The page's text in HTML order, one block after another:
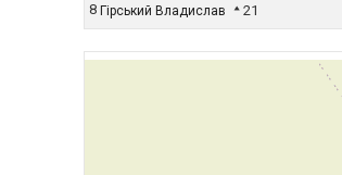
8 Гірський Владислав 21